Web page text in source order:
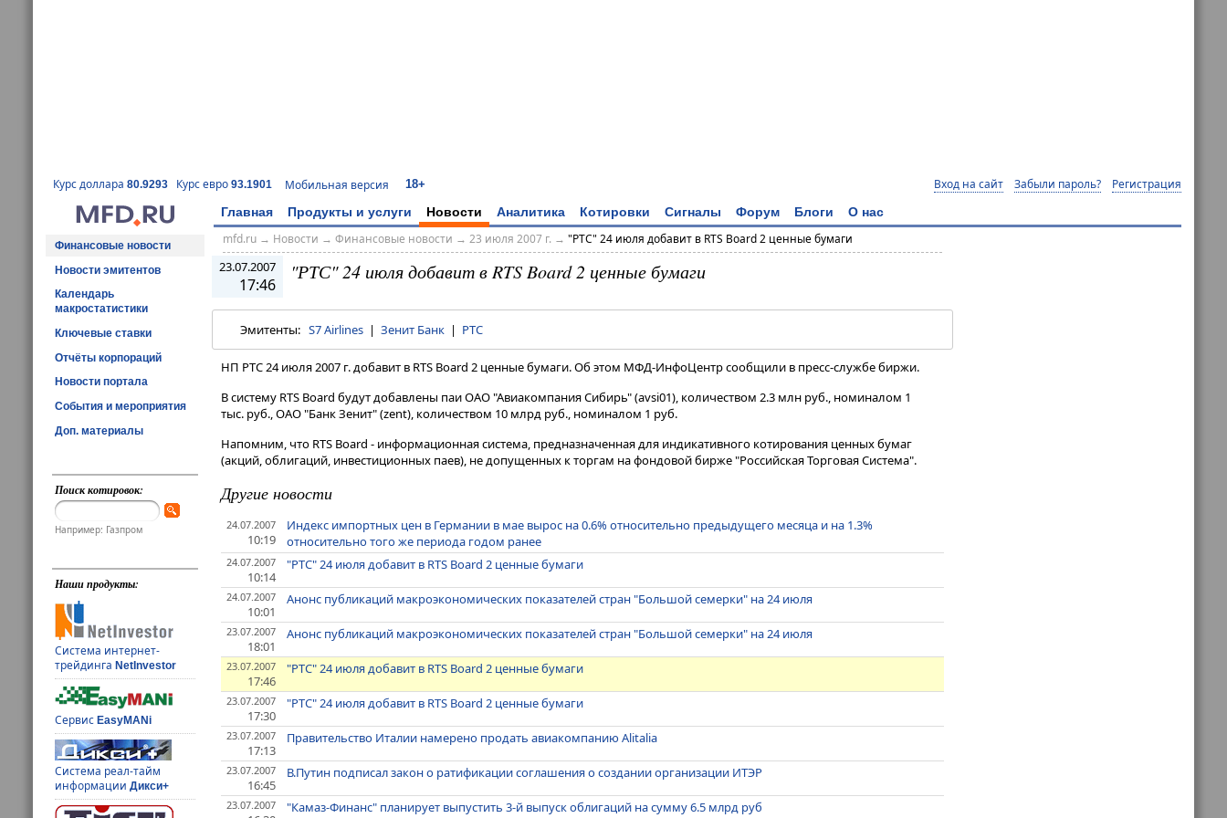
Курс доллара 80.9293 Курс евро 93.1901 Мобильная версия 18+ Вход на сайт Забыли пароль? Регистрация
Главная Продукты и услуги Новости Аналитика Котировки Сигналы Форум Блоги О нас
Финансовые новости
Новости эмитентов
Календарь
макростатистики
Ключевые ставки
Отчёты корпораций
Новости портала
События и мероприятия
Доп. материалы
Поиск котировок:
Например: Газпром
Наши продукты:
Система интернет-
трейдингаNetInvestor
СервисEasyMANi
Система реал-тайм
информацииДикси+
mfd.ru→ Новости → Финансовые новости → 23 июля 2007 г. → "РТС" 24 июля добавит в RTS Board 2 ценные бумаги
23.07.2007
17:46
"РТС" 24 июля добавит в RTS Board 2 ценные бумаги
Эмитенты: S7 Airlines | Зенит Банк | РТС
НП РТС 24 июля 2007 г. добавит в RTS Board 2 ценные бумаги. Об этом МФД-ИнфоЦентр сообщили в пресс-службе биржи.
В систему RTS Board будут добавлены паи ОАО "Авиакомпания Сибирь" (avsi01), количеством 2.3 млн руб., номиналом 1
тыс. руб., ОАО "Банк Зенит" (zent), количеством 10 млрд руб., номиналом 1 руб.
Напомним, что RTS Board - информационная система, предназначенная для индикативного котирования ценных бумаг
(акций, облигаций, инвестиционных паев), не допущенных к торгам на фондовой бирже "Российская Торговая Система".
Другие новости
24.07.2007
10:19
Индекс импортных цен в Германии в мае вырос на 0.6% относительно предыдущего месяца и на 1.3%
относительно того же периода годом ранее
24.07.2007
10:14
"РТС" 24 июля добавит в RTS Board 2 ценные бумаги
24.07.2007
10:01
Анонс публикаций макроэкономических показателей стран "Большой семерки" на 24 июля
23.07.2007
18:01
Анонс публикаций макроэкономических показателей стран "Большой семерки" на 24 июля
23.07.2007
17:46
"РТС" 24 июля добавит в RTS Board 2 ценные бумаги
23.07.2007
17:30
"РТС" 24 июля добавит в RTS Board 2 ценные бумаги
23.07.2007
17:13
Правительство Италии намерено продать авиакомпанию Alitalia
23.07.2007
16:45
В.Путин подписал закон о ратификации соглашения о создании организации ИТЭР
23.07.2007 "Камаз-Финанс" планирует выпустить 3-й выпуск облигаций на сумму 6.5 млрд руб